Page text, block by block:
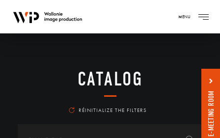
MENU
CATALOG
RÉINITIALIZE THE FILTERS E-MEETING ROOM